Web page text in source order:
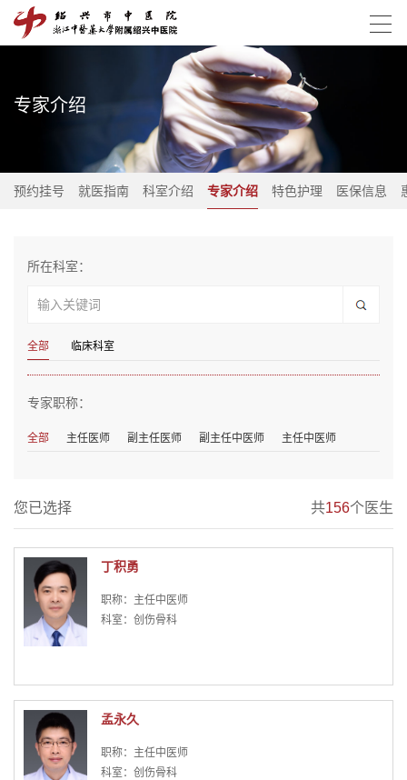
专家介绍
预约挂号 就医指南 科室介绍 专家介绍 特色护理 医保信息
所在科室：
全部 临床科室
专家职称：
全部 主任医师 副主任医师 副主任中医师 主任中医师
您已选择 共156个医生
丁积勇
职称：主任中医师
科室：创伤骨科
孟永久
职称：主任中医师
科室：创伤骨科